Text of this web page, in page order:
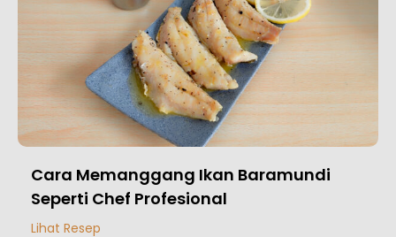
Cara Memanggang Ikan Baramundi
Seperti Chef Profesional
Lihat Resep